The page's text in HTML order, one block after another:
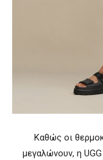
Καθώς οι
μεγαλώνουν, η UGG